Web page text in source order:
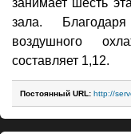
зала. Благодаря
воздушного
составляет 1,12.
Постоянный URL: http://